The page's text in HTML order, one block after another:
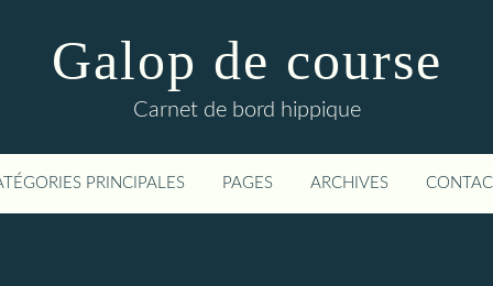
Galop de course
Carnet de bord hippique
PRINCIPALES PAGES ARCHIVES